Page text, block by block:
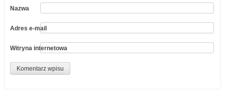
Nazwa
Adres e-mail
Witryna internetowa